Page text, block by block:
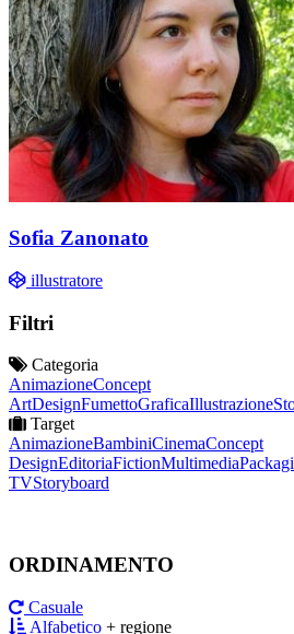
Sofia Zanonato
illustratore
Filtri
Categoria
AnimazioneConcept
ArtDesignFumettoGraficaIllustrazione
Target
AnimazioneBambiniCinemaConcept
DesignEditoriaFictionMultimedia
TVStoryboard
ORDINAMENTO
Casuale
Alfabetico + regione